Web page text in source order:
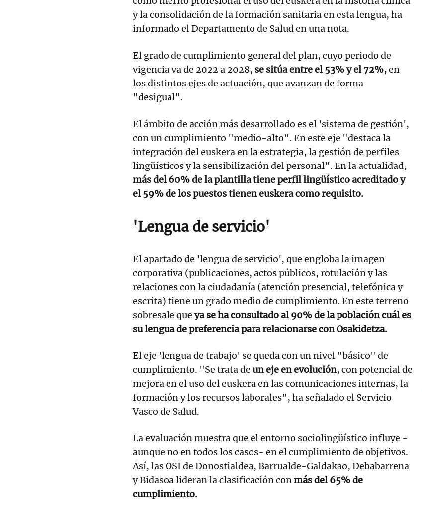
y la consolidación de la formación sanitaria en esta lengua, ha
informado el Departamento de Salud en una nota.
El grado de cumplimiento general del plan, cuyo periodo de
vigencia va de 2022 a 2028, se sitúa entre el 53% y el 72%,en
los distintos ejes de actuación, que avanzan de forma
"desigual".
El ámbito de acción más desarrollado es el 'sistema de gestión',
con un cumplimiento "medio-alto". En este eje "destaca la
integración del euskera en la estrategia, la gestión de perfiles
lingüísticos y la sensibilización del personal". En la actualidad,
más del 60% de la plantilla tiene perfil lingüístico acreditado y
el 59% de los puestos tienen euskera como requisito.
'Lengua de servicio'
El apartado de 'lengua de servicio', que engloba la imagen
corporativa (publicaciones, actos públicos, rotulación y las
relaciones con la ciudadanía (atención presencial, telefónica y
escrita) tiene un grado medio de cumplimiento. En este terreno
sobresale que ya se ha consultado al 90% de la población cuál es
su lengua de preferencia para relacionarse con Osakidetza.
El eje 'lengua de trabajo' se queda con un nivel "básico" de
cumplimiento. "Se trata de un eje en evolución,con potencial de
mejora en el uso del euskera en las comunicaciones internas, la
formación y los recursos laborales", ha señalado el Servicio
Vasco de Salud.
La evaluación muestra que el entorno sociolingüístico influye -
aunque no en todos los casos- en el cumplimiento de objetivos.
Así, las OSI de Donostialdea, Barrualde-Galdakao, Debabarrena
y Bidasoa lideran la clasificación conmás del 65% de
cumplimiento.